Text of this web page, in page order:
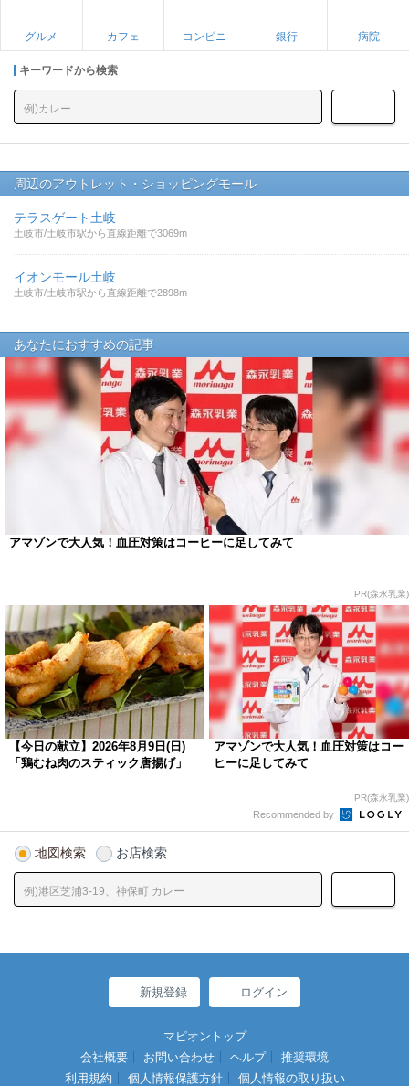
グルメ カフェ コンビニ 銀行 病院
キーワードから検索
周辺のアウトレット・ショッピングモール
テラスゲート土岐
土岐市/土岐市駅から直線距離で3069m
イオンモール土岐
土岐市/土岐市駅から直線距離で2898m
あなたにおすすめの記事
アマゾンで大人気！血圧対策はコーヒーに足してみて
PR(森永乳業)
【今日の献立】2026年8月9日(日)
「鶏むね肉のスティック唐揚げ」
アマゾンで大人気！血圧対策はコー
ヒーに足してみて
PR(森永乳業)
Recommended by
地図検索 お店検索
新規登録 ログイン
マピオントップ
会社概要
お問い合わせ ヘルプ
推奨環境
利用規約
個人情報保護方針 個人情報の取り扱い